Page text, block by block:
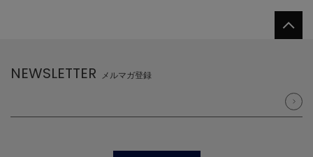
NEWSLETTER メルマガ登録